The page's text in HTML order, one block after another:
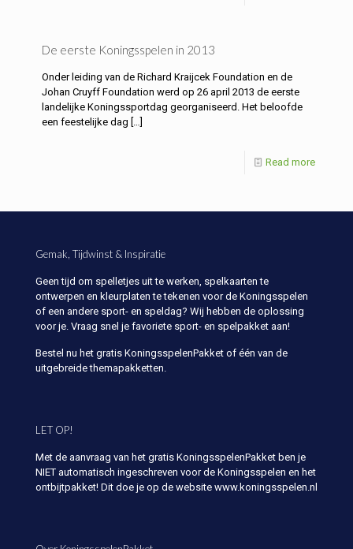
De eerste Koningsspelen in 2013
Onder leiding van de Richard Kraijcek Foundation en de
Johan Cruyff Foundation werd op 26 april 2013 de eerste
landelijke Koningssportdag georganiseerd. Het beloofde
een feestelijke dag […]
Read more
Gemak, Tijdwinst & Inspiratie
Geen tijd om spelletjes uit te werken, spelkaarten te
ontwerpen en kleurplaten te tekenen voor de Koningsspelen
of een andere sport- en speldag? Wij hebben de oplossing
voor je. Vraag snel je favoriete sport- en spelpakket aan!
Bestel nu het gratis KoningsspelenPakket of één van de
uitgebreide themapakketten.
LET OP!
Met de aanvraag van het gratis KoningsspelenPakket ben je
NIET automatisch ingeschreven voor de Koningsspelen en het
ontbijtpakket! Dit doe je op de website www.koningsspelen.nl